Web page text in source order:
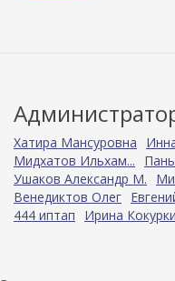
Хатира Мансуровна
Мидхатов Ильхам...
Ушаков Александр М.
Венедиктов Олег
444 иптап
Ирина